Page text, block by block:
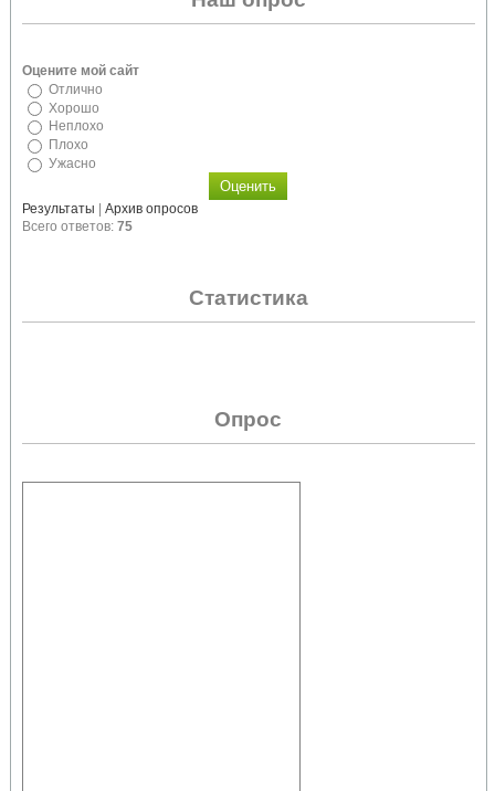
Оцените мой сайт
Отлично
Хорошо
Неплохо
Плохо
Ужасно
Результаты | Архив опросов
Всего ответов: 75
Статистика
Опрос